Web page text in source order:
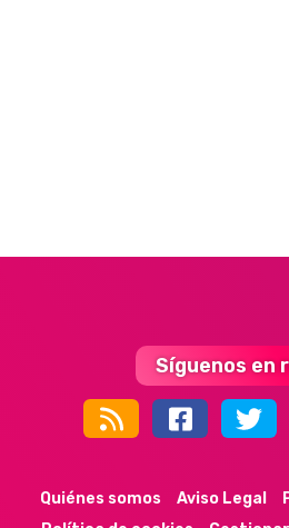
Síguenos en
44k 9k
Quiénes somos Aviso Legal